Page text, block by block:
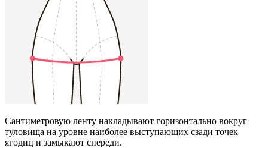
Сантиметровую ленту накладывают горизонтально вокруг
туловища на уровне наиболее выступающих сзади точек
ягодиц и замыкают спереди.